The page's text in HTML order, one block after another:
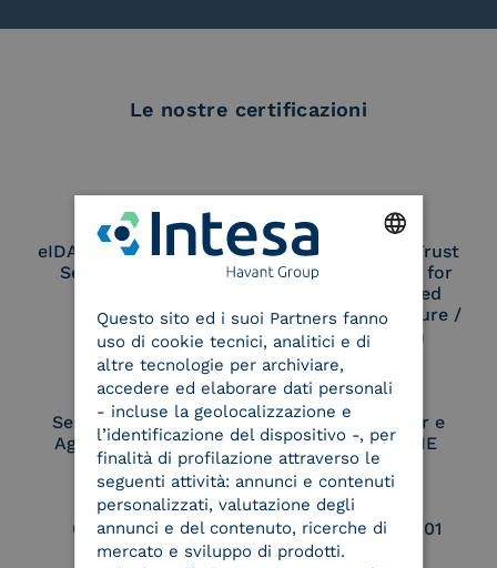
Le nostre certificazioni
eIDAS Qualified Trust
Service Provider
eIDAS Qualified Trust
Service Provider for
Remote Qualified
Electronic Signature /
Seal Creation
Service Provider e
Aggregatore SPID
Service Provider e
Aggregatore CIE
Conservatore
qualificato
UNI EN ISO 37001
ITALIAN
Questo sito ed i suoi Partners fanno
uso di cookie tecnici, analitici e di
altre tecnologie per archiviare,
accedere ed elaborare dati personali
- incluse la geolocalizzazione e
l’identificazione del dispositivo -, per
finalità di profilazione attraverso le
seguenti attività: annunci e contenuti
personalizzati, valutazione degli
annunci e del contenuto, ricerche di
mercato e sviluppo di prodotti.